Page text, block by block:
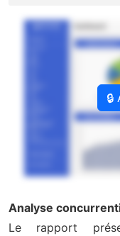
Analyse
Le rapport